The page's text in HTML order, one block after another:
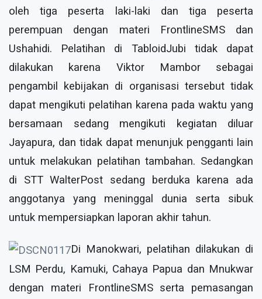
oleh tiga peserta laki-laki dan tiga peserta
perempuan dengan materi FrontlineSMS dan
Ushahidi. Pelatihan di TabloidJubi tidak dapat
dilakukan karena Viktor Mambor sebagai
pengambil kebijakan di organisasi tersebut tidak
dapat mengikuti pelatihan karena pada waktu yang
bersamaan sedang mengikuti kegiatan diluar
Jayapura, dan tidak dapat menunjuk pengganti lain
untuk melakukan pelatihan tambahan. Sedangkan
di STT WalterPost sedang berduka karena ada
anggotanya yang meninggal dunia serta sibuk
untuk mempersiapkan laporan akhir tahun.
Di Manokwari, pelatihan dilakukan di
LSM Perdu, Kamuki, Cahaya Papua dan Mnukwar
dengan materi FrontlineSMS serta pemasangan